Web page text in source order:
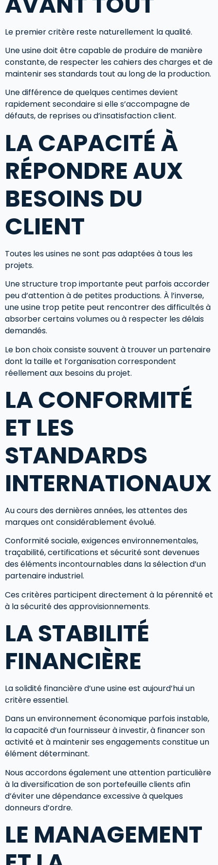
Le premier critère reste naturellement la qualité.
Une usine doit être capable de produire de manière
constante, de respecter les cahiers des charges et de
maintenir ses standards tout au long de la production.
Une différence de quelques centimes devient
rapidement secondaire si elle s’accompagne de
défauts, de reprises ou d’insatisfaction client.
LA CAPACITÉ À
RÉPONDRE AUX
BESOINS DU
CLIENT
Toutes les usines ne sont pas adaptées à tous les
projets.
Une structure trop importante peut parfois accorder
peu d’attention à de petites productions. À l’inverse,
une usine trop petite peut rencontrer des difficultés à
absorber certains volumes ou à respecter les délais
demandés.
Le bon choix consiste souvent à trouver un partenaire
dont la taille et l’organisation correspondent
réellement aux besoins du projet.
LA CONFORMITÉ
ET LES
STANDARDS
INTERNATIONAUX
Au cours des dernières années, les attentes des
marques ont considérablement évolué.
Conformité sociale, exigences environnementales,
traçabilité, certifications et sécurité sont devenues
des éléments incontournables dans la sélection d’un
partenaire industriel.
Ces critères participent directement à la pérennité et
à la sécurité des approvisionnements.
LA STABILITÉ
FINANCIÈRE
La solidité financière d’une usine est aujourd’hui un
critère essentiel.
Dans un environnement économique parfois instable,
la capacité d’un fournisseur à investir, à financer son
activité et à maintenir ses engagements constitue un
élément déterminant.
Nous accordons également une attention particulière
à la diversification de son portefeuille clients afin
d’éviter une dépendance excessive à quelques
donneurs d’ordre.
LE MANAGEMENT